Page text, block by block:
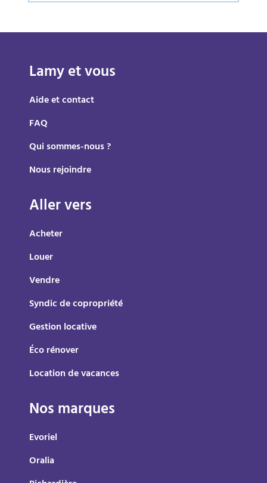
Lamy et vous
Aide et contact
FAQ
Qui sommes-nous ?
Nous rejoindre
Aller vers
Acheter
Louer
Vendre
Syndic de copropriété
Gestion locative
Éco rénover
Location de vacances
Nos marques
Evoriel
Oralia